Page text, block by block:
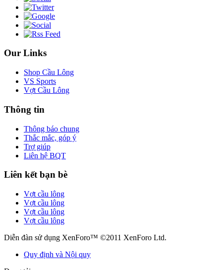
Our Links
Shop Cầu Lông
VS Sports
Vợt Cầu Lông
Thông tin
Thông báo chung
Thắc mắc, góp ý
Trợ giúp
Liên hệ BQT
Liên kết bạn bè
Vợt cầu lông
Vợt cầu lông
Vợt cầu lông
Vợt cầu lông
Diễn đàn sử dụng XenForo™ ©2011 XenForo Ltd.
Quy định và Nội quy